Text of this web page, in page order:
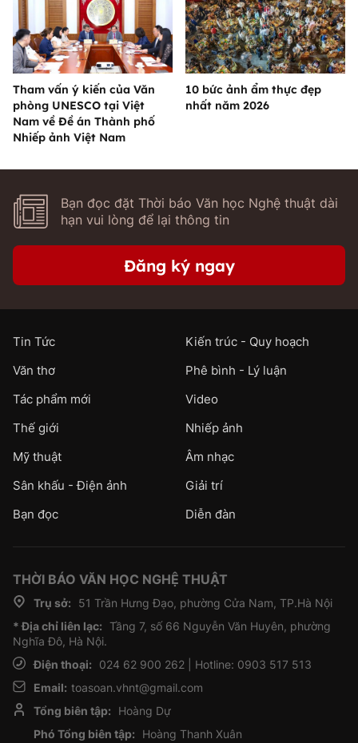
Tham vấn ý kiến của Văn
phòng UNESCO tại Việt
Nam về Đề án Thành phố
Nhiếp ảnh Việt Nam
10 bức ảnh ẩm thực đẹp
nhất năm 2026
Bạn đọc đặt Thời báo Văn học Nghệ thuật dài
hạn vui lòng để lại thông tin
Đăng ký ngay
Tin Tức
Kiến trúc - Quy hoạch
Văn thơ
Phê bình - Lý luận
Tác phẩm mới
Video
Thế giới
Nhiếp ảnh
Mỹ thuật
Âm nhạc
Sân khấu - Điện ảnh
Giải trí
Bạn đọc
Diễn đàn
THỜI BÁO VĂN HỌC NGHỆ THUẬT
Trụ sở:
51 Trần Hưng Đạo, phường Cửa Nam, TP.Hà Nội
* Địa chỉ liên lạc: Tầng 7, số 66 Nguyễn Văn Huyên, phường
Nghĩa Đô, Hà Nội.
Điện thoại:
024 62 900 262 | Hotline: 0903 517 513
Email: toasoan.vhnt@gmail.com
Tổng biên tập:
Hoàng Dự
Phó Tổng biên tập:
Hoàng Thanh Xuân